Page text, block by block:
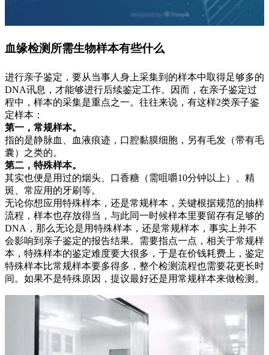
血缘检测所需生物样本有些什么
进行亲子鉴定，要从当事人身上采集到的样本中取得足够多的
DNA讯息，才能够进行后续鉴定工作。因而，在亲子鉴定过
程中，样本的采集是重点之一。往往来说，有这样2类亲子鉴
定样本：
第一，常规样本。
指的是静脉血、血液痕迹，口腔黏膜细胞，另有毛发（带有毛
囊）之类的。
第二，特殊样本。
其实也便是用过的烟头、口香糖（需咀嚼10分钟以上）、精
斑、常应用的牙刷等。
无论你想应用特殊样本，还是常规样本，关键根据规范的抽样
流程，样本也存放得当，与此同一时候样本里要留存有足够的
DNA，那么无论是用特殊样本，还是常规样本，事实上并不
会影响到亲子鉴定的报告结果。需要指点一点，相关于常规样
本，特殊样本的鉴定难度要大很多，于是在价钱耗费上，鉴定
特殊样本比常规样本要多得多，整个检测流程也需要花更长时
间。如果不是特殊原因，提议最好还是用常规样本来做检测。